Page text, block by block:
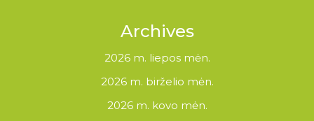
Archives
2026 m. liepos mėn.
2026 m. birželio mėn.
2026 m. kovo mėn.